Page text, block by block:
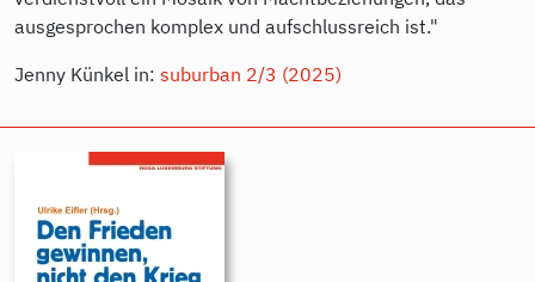
ausgesprochen komplex und aufschlussreich ist."
Jenny Künkel in: suburban 2/3 (2025)